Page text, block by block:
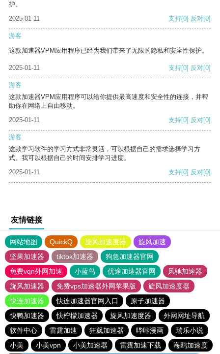
护。
2025-01-11
支持[0] 反对[0]
游客
这款加速器VPM应用程序已经为我们带来了无限的隐私和安全性保护。
2025-01-11 支持[0] 反对[0]
游客
这款加速器VPM应用程序可以给你提供最高速度和安全性的连接，并帮
助你在网络上自由移动。
2025-01-11
支持[0] 反对[0]
游客
这款学习软件的学习方式非常灵活，可以根据自己的需求选择学习方
式。我可以根据自己的时间安排学习进度。
2025-01-11
支持[0] 反对[0]
友情链接
网站地图 QuickQ 旋风加速度器
旋风加速
坚果加速器
tiktok加速器
狗急加速器官网
免费vqn外网加速
小蓝鸟 优途加速器官网
风驰加速器
旋风加速器
免费vps加速器外网苹果版
旋风加速度器
快连加速器
快连加速器官网入口
原子加速器
快鸭加速器
快柠檬加速器 旋风加速度器
外网网址导航
软件中心
雷霆加速 狂飙加速器 哔咔漫画
瑞乐小说
小美
小美vpn 小美加速器 雷霆加速下载 海鸥加速度